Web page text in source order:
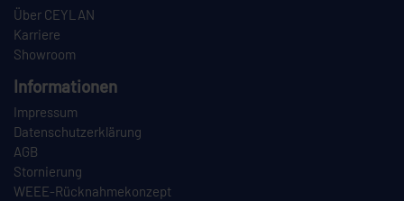
Über CEYLAN
Karriere
Showroom
Informationen
Impressum
Datenschutzerklärung
AGB
Stornierung
WEEE-Rücknahmekonzept